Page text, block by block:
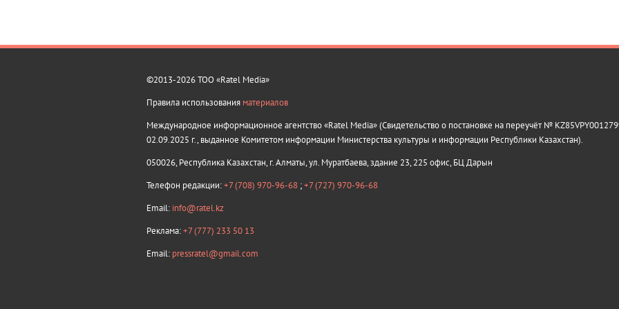
©2013-2026 ТОО «Ratel Media»
Правила использования материалов
Международное информационное агентство «Ratel Media» (Свидетельство о постановке на переучёт №
02.09.2025 г., выданное Комитетом информации Министерства культуры и информации Республики Казахстан).
050026, Республика Казахстан, г. Алматы, ул. Муратбаева, здание 23, 225 офис, БЦ Дарын
Телефон редакции:+7 (708) 970-96-68 ;+7 (727) 970-96-68
Email: info@ratel.kz
Реклама:+7 (777) 233 50 13
Email: pressratel@gmail.com